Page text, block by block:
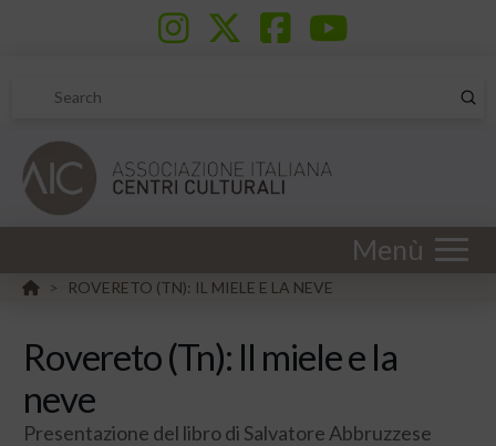
Search
Menù
HOME
> ROVERETO (TN): IL MIELE E LA NEVE
Rovereto (Tn): Il miele e la
neve
Presentazione del libro di Salvatore Abbruzzese